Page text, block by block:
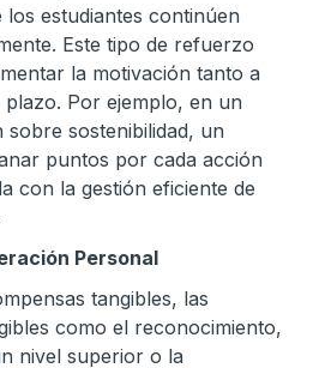
estudiantes continúen
Este tipo de refuerzo
la motivación tanto a
Por ejemplo, en un
sostenibilidad, un
puntos por cada acción
con la gestión eficiente de
Personal
tangibles, las
como el reconocimiento,
nivel superior o la